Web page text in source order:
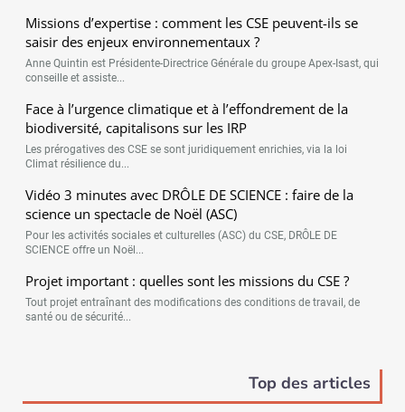
Missions d’expertise : comment les CSE peuvent-ils se
saisir des enjeux environnementaux ?
Anne Quintin est Présidente-Directrice Générale du groupe Apex-Isast, qui
conseille et assiste...
Face à l’urgence climatique et à l’effondrement de la
biodiversité, capitalisons sur les IRP
Les prérogatives des CSE se sont juridiquement enrichies, via la loi
Climat résilience du...
Vidéo 3 minutes avec DRÔLE DE SCIENCE : faire de la
science un spectacle de Noël (ASC)
Pour les activités sociales et culturelles (ASC) du CSE, DRÔLE DE
SCIENCE offre un Noël...
Projet important : quelles sont les missions du CSE ?
Tout projet entraînant des modifications des conditions de travail, de
santé ou de sécurité...
Top des articles